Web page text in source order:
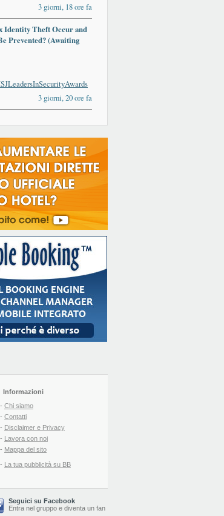
3 giorni, 18 ore fa
Identity Theft Occur and
Prevented? (Awaiting
3 giorni, 20 ore fa
Informazioni
- Chi siamo
- Contatti
- Disclaimer e Privacy
- Lavora con noi
- Mappa del sito
- La tua pubblicità su BB
Seguici su Facebook
Entra nel gruppo e diventa un fan